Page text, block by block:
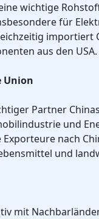
wichtige
für
importiert
aus den USA.
Union
Partner
und
nach
und
mit